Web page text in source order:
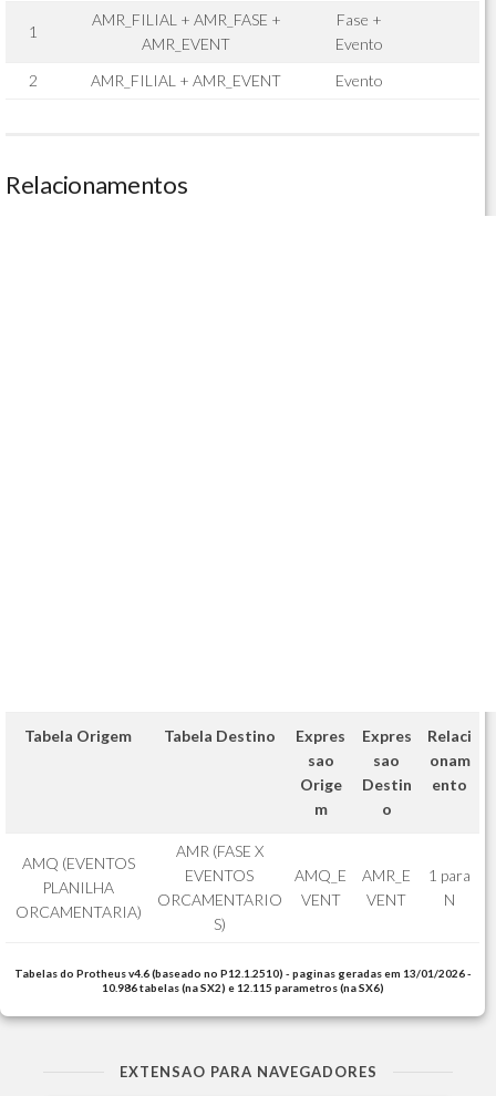
1
AMR_FILIAL + AMR_FASE +
AMR_EVENT
Fase +
Evento
2
AMR_FILIAL + AMR_EVENT Evento
Relacionamentos
Tabela Origem Tabela Destino
Expres
sao
Orige
m
Expres
sao
Destin
o
Relaci
onam
ento
AMQ (EVENTOS
PLANILHA
ORCAMENTARIA)
AMR (FASE X
EVENTOS
ORCAMENTARIO
S)
AMQ_E
VENT
AMR_E
VENT
1 para
N
Tabelas do Protheus v4.6 (baseado no P12.1.2510) - paginas geradas em 13/01/2026 -
10.986 tabelas (na SX2) e 12.115 parametros (na SX6)
EXTENSAO PARA NAVEGADORES